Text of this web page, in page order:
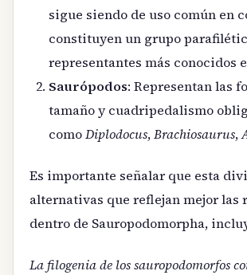
sigue siendo de uso común en
constituyen un grupo
representantes más conocidos
Saurópodos: Representan las
tamaño y cuadripedalismo
comoDiplodocus,Brachiosaurus,
Es importante señalar que esta
alternativas que reflejan mejor las
dentro de Sauropodomorpha,
La filogenia de los sauropodomorfos